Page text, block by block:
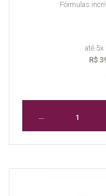
Fórmulas
até 5x
R$